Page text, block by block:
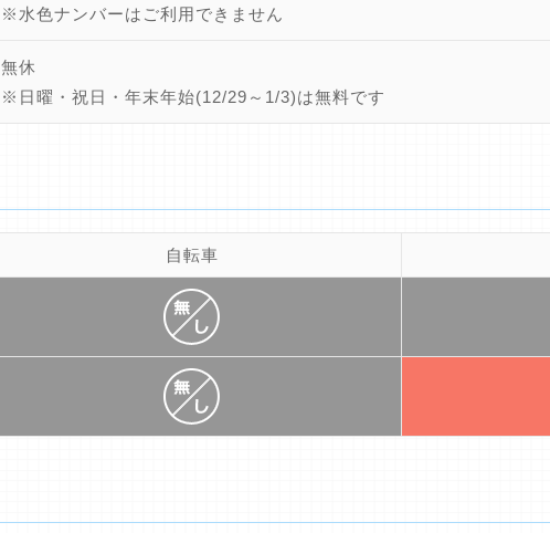
※水色ナンバーはご利用できません
無休
※日曜・祝日・年末年始(12/29～1/3)は無料です
自転車